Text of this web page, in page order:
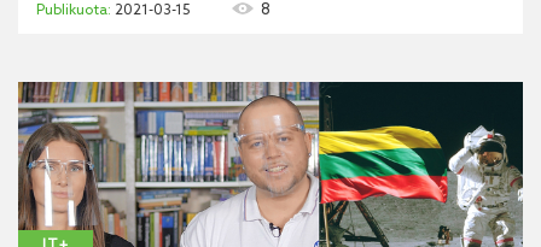
2021-03-15 8